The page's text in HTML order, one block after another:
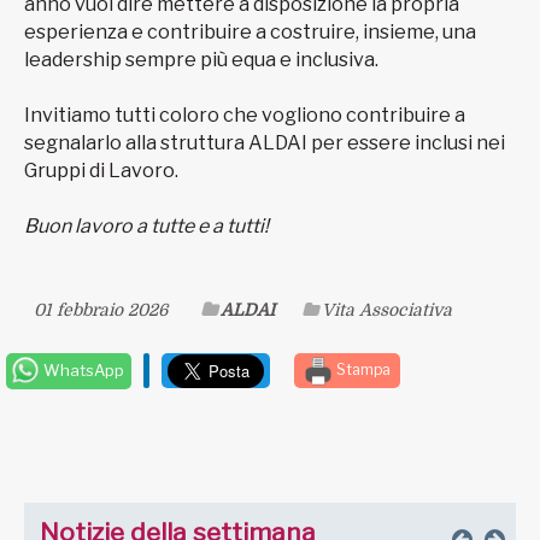
esperienza e contribuire a costruire, insieme, una
leadership sempre più equa e inclusiva.
Invitiamo tutti coloro che vogliono contribuire a
segnalarlo alla struttura ALDAI per essere inclusi nei
Gruppi di Lavoro.
Buon lavoro a tutte e a tutti!
01 febbraio 2026 ALDAI Vita Associativa
WhatsApp Stampa
Notizie della settimana